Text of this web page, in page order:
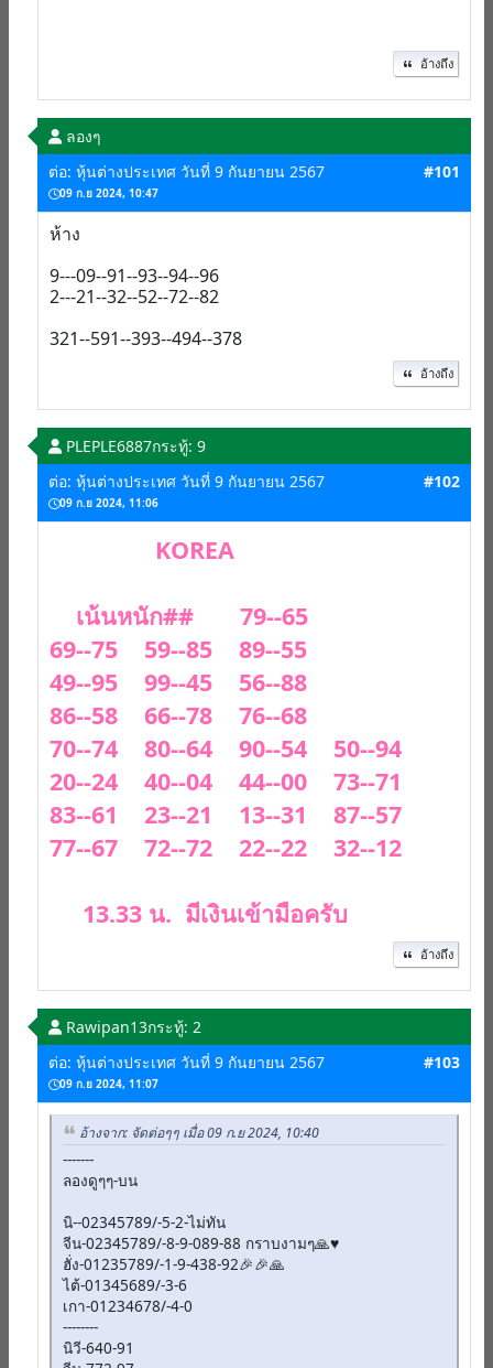
อ้างถึง
ลองๆ
ต่อ: หุ้นต่างประเทศ วันที่ 9 กันยายน 2567
09 ก.ย 2024, 10:47
#101
ห้าง
9---09--91--93--94--96
2---21--32--52--72--82
321--591--393--494--378
อ้างถึง
PLEPLE6887กระทู้: 9
ต่อ: หุ้นต่างประเทศ วันที่ 9 กันยายน 2567
09 ก.ย 2024, 11:06
#102
KOREA
เน้นหนัก## 79--65
69--75 59--85 89--55
49--95 99--45 56--88
86--58 66--78 76--68
70--74 80--64 90--54 50--94
20--24 40--04 44--00 73--71
83--61 23--21 13--31 87--57
77--67 72--72 22--22 32--12
13.33 น. มีเงินเข้ามือครับ
อ้างถึง
Rawipan13กระทู้: 2
ต่อ: หุ้นต่างประเทศ วันที่ 9 กันยายน 2567
09 ก.ย 2024, 11:07
#103
อ้างจาก: จัดต่อๆๆ เมื่อ 09 ก.ย 2024, 10:40
-------
ลองดูๆๆ-บน
นิ--02345789/-5-2-ไม่ทัน
จีน-02345789/-8-9-089-88 กราบงามๆ🙏♥️
ฮั่ง-01235789/-1-9-438-92🎉🎉🙏
ไต้-01345689/-3-6
เกา-01234678/-4-0
--------
นิวี-640-91